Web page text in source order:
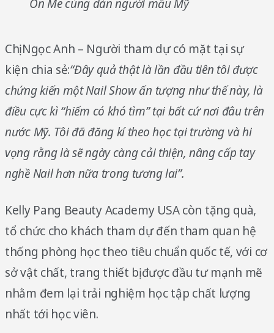
On Me cùng dàn người mẫu Mỹ
Chị Ngọc Anh – Người tham dự có mặt tại sự
kiện chia sẻ:“Đây quả thật là lần đầu tiên tôi được
chứng kiến một Nail Show ấn tượng như thế này, là
điều cực kì “hiếm có khó tìm” tại bất cứ nơi đâu trên
nước Mỹ. Tôi đã đăng kí theo học tại trường và hi
vọng rằng là sẽ ngày càng cải thiện, nâng cấp tay
nghề Nail hơn nữa trong tương lai”.
Kelly Pang Beauty Academy USA còn tặng quà,
tổ chức cho khách tham dự đến tham quan hệ
thống phòng học theo tiêu chuẩn quốc tế, với cơ
sở vật chất, trang thiết bị được đầu tư mạnh mẽ
nhằm đem lại trải nghiệm học tập chất lượng
nhất tới học viên.